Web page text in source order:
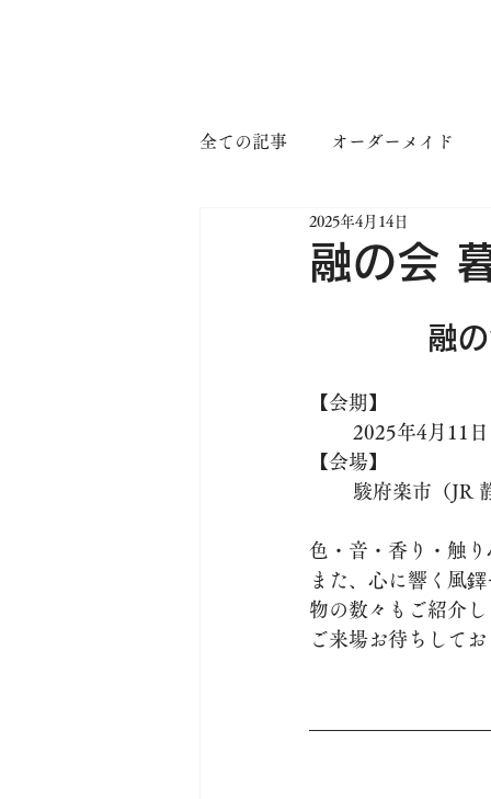
全ての記事 オーダーメイド
融の会
2025年4月14日
融
【会期】
2025年4月11
【会場】
駿府楽市（JR
色・音・香り・触
また、心に響く風
物の数々もご紹介
ご来場お待ちして